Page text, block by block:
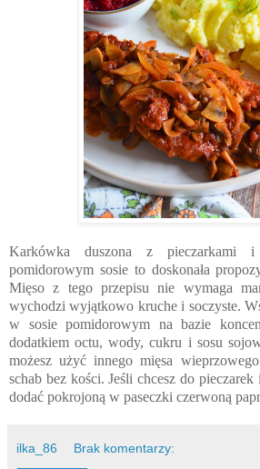
Karkówka duszona z pieczarkami
pomidorowym sosie to doskonała
Mięso z tego przepisu nie wymaga
wychodzi wyjątkowo kruche i soczyste.
w sosie pomidorowym na bazie
dodatkiem octu, wody, cukru i sosu
możesz użyć innego mięsa
schab bez kości. Jeśli chcesz do
dodać pokrojoną w paseczki czerwoną
ilka_86 Brak komentarzy: